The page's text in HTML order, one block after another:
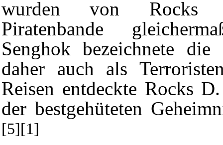
wurden von Rocks
Piratenbande
Senghok bezeichnete die
daher auch als
Reisen entdeckte Rocks
der bestgehüteten
[5][1]